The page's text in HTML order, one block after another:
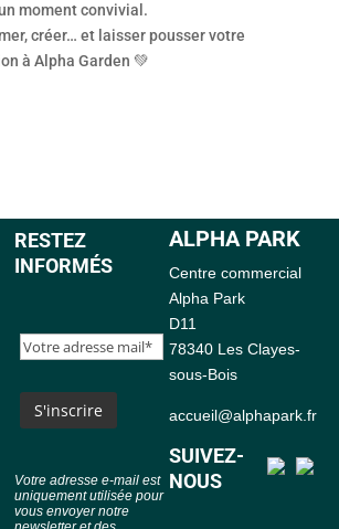
moment convivial.
créer… et laisser pousser votre
à Alpha Garden 💚
RESTEZ
INFORMÉS
Votre adresse e-mail est
uniquement utilisée pour
vous envoyer notre
ALPHA PARK
Centre commercial
Alpha Park
D11
78340 Les Clayes-
sous-Bois
accueil@alphapark.fr
SUIVEZ-
NOUS